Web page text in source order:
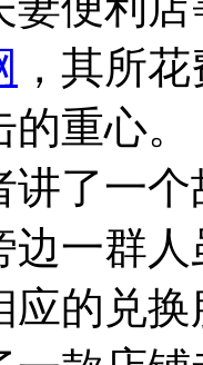
，其所
重心。
了一个
边一群
应的兑